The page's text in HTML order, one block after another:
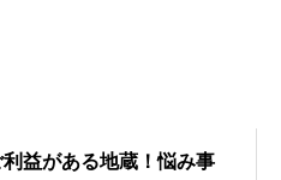
益がある地蔵！悩み事